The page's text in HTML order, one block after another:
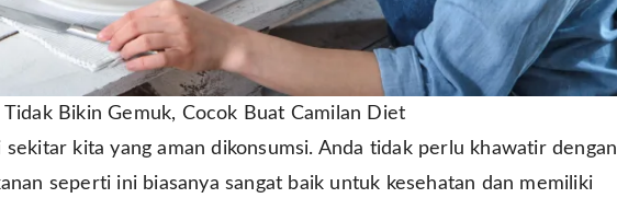
Tidak Bikin Gemuk, Cocok Buat Camilan Diet
kita yang aman dikonsumsi. Anda tidak perlu khawatir dengan
seperti ini biasanya sangat baik untuk kesehatan dan memiliki